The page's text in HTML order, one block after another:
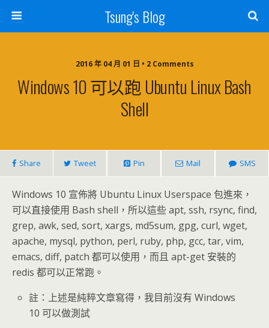
Tsung's Blog
2016 年 04 月 01 日 • 2 Comments
Windows 10 可以跑 Ubuntu Linux Bash
Shell
Share Tweet Pin Mail SMS
Windows 10 宣佈將 Ubuntu Linux Userspace 包進來，
可以直接使用 Bash shell，所以這些 apt, ssh, rsync, find,
grep, awk, sed, sort, xargs, md5sum, gpg, curl, wget,
apache, mysql, python, perl, ruby, php, gcc, tar, vim,
emacs, diff, patch 都可以使用，而且 apt-get 安裝的
redis 都可以正常跑。
註：上述是純粹文章寫得，我目前沒有 Windows
10 可以做測試